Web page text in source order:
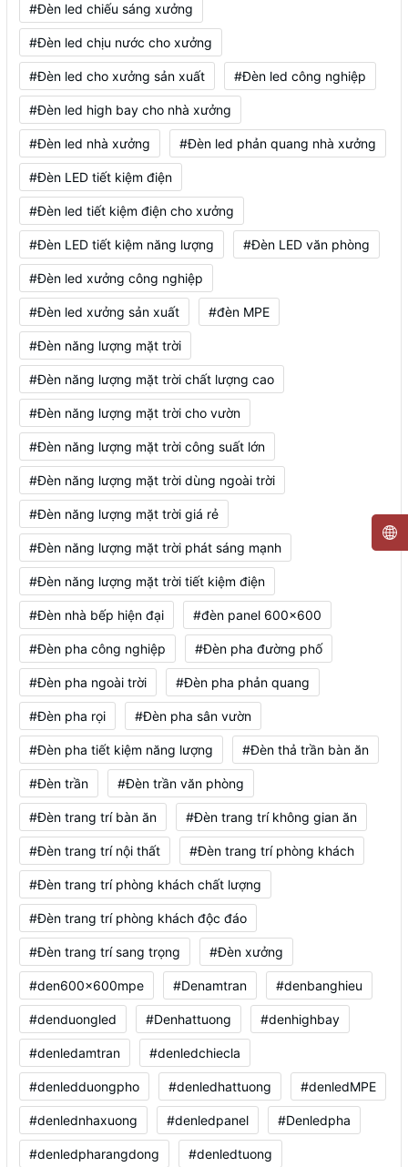
#Đèn led chiếu sáng xưởng
#Đèn led chịu nước cho xưởng
#Đèn led cho xưởng sản xuất #Đèn led công nghiệp
#Đèn led high bay cho nhà xưởng
#Đèn led nhà xưởng #Đèn led phản quang nhà xưởng
#Đèn LED tiết kiệm điện
#Đèn led tiết kiệm điện cho xưởng
#Đèn LED tiết kiệm năng lượng #Đèn LED văn phòng
#Đèn led xưởng công nghiệp
#Đèn led xưởng sản xuất #đèn MPE
#Đèn năng lượng mặt trời
#Đèn năng lượng mặt trời chất lượng cao
#Đèn năng lượng mặt trời cho vườn
#Đèn năng lượng mặt trời công suất lớn
#Đèn năng lượng mặt trời dùng ngoài trời
#Đèn năng lượng mặt trời giá rẻ
#Đèn năng lượng mặt trời phát sáng mạnh
#Đèn năng lượng mặt trời tiết kiệm điện
#Đèn nhà bếp hiện đại #đèn panel 600x600
#Đèn pha công nghiệp #Đèn pha đường phố
#Đèn pha ngoài trời #Đèn pha phản quang
#Đèn pha rọi #Đèn pha sân vườn
#Đèn pha tiết kiệm năng lượng #Đèn thả trần bàn ăn
#Đèn trần #Đèn trần văn phòng
#Đèn trang trí bàn ăn #Đèn trang trí không gian ăn
#Đèn trang trí nội thất #Đèn trang trí phòng khách
#Đèn trang trí phòng khách chất lượng
#Đèn trang trí phòng khách độc đáo
#Đèn trang trí sang trọng #Đèn xưởng
#den600x600mpe #Denamtran #denbanghieu
#denduongled #Denhattuong #denhighbay
#denledamtran #denledchiecla
#denledduongpho #denledhattuong #denledMPE
#denlednhaxuong #denledpanel #Denledpha
#denledpharangdong #denledtuong